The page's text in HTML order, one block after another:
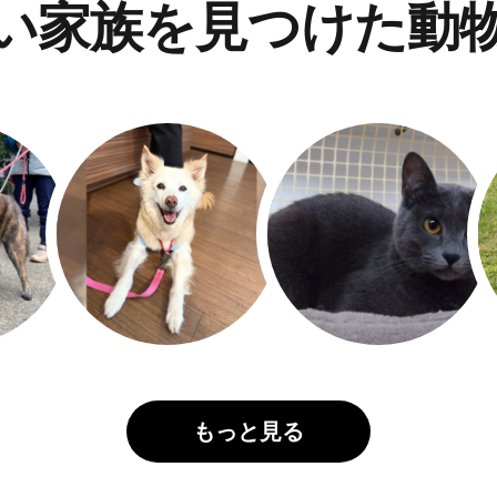
家族を見つけた動
もっと見る